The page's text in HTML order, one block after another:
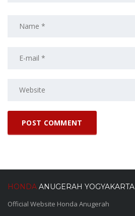
HONDA ANUGERAH YOGYAKARTA
Official Website Honda Anugerah